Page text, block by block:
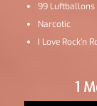
99 Luftballons
Narcotic
I Love Rock’n
1